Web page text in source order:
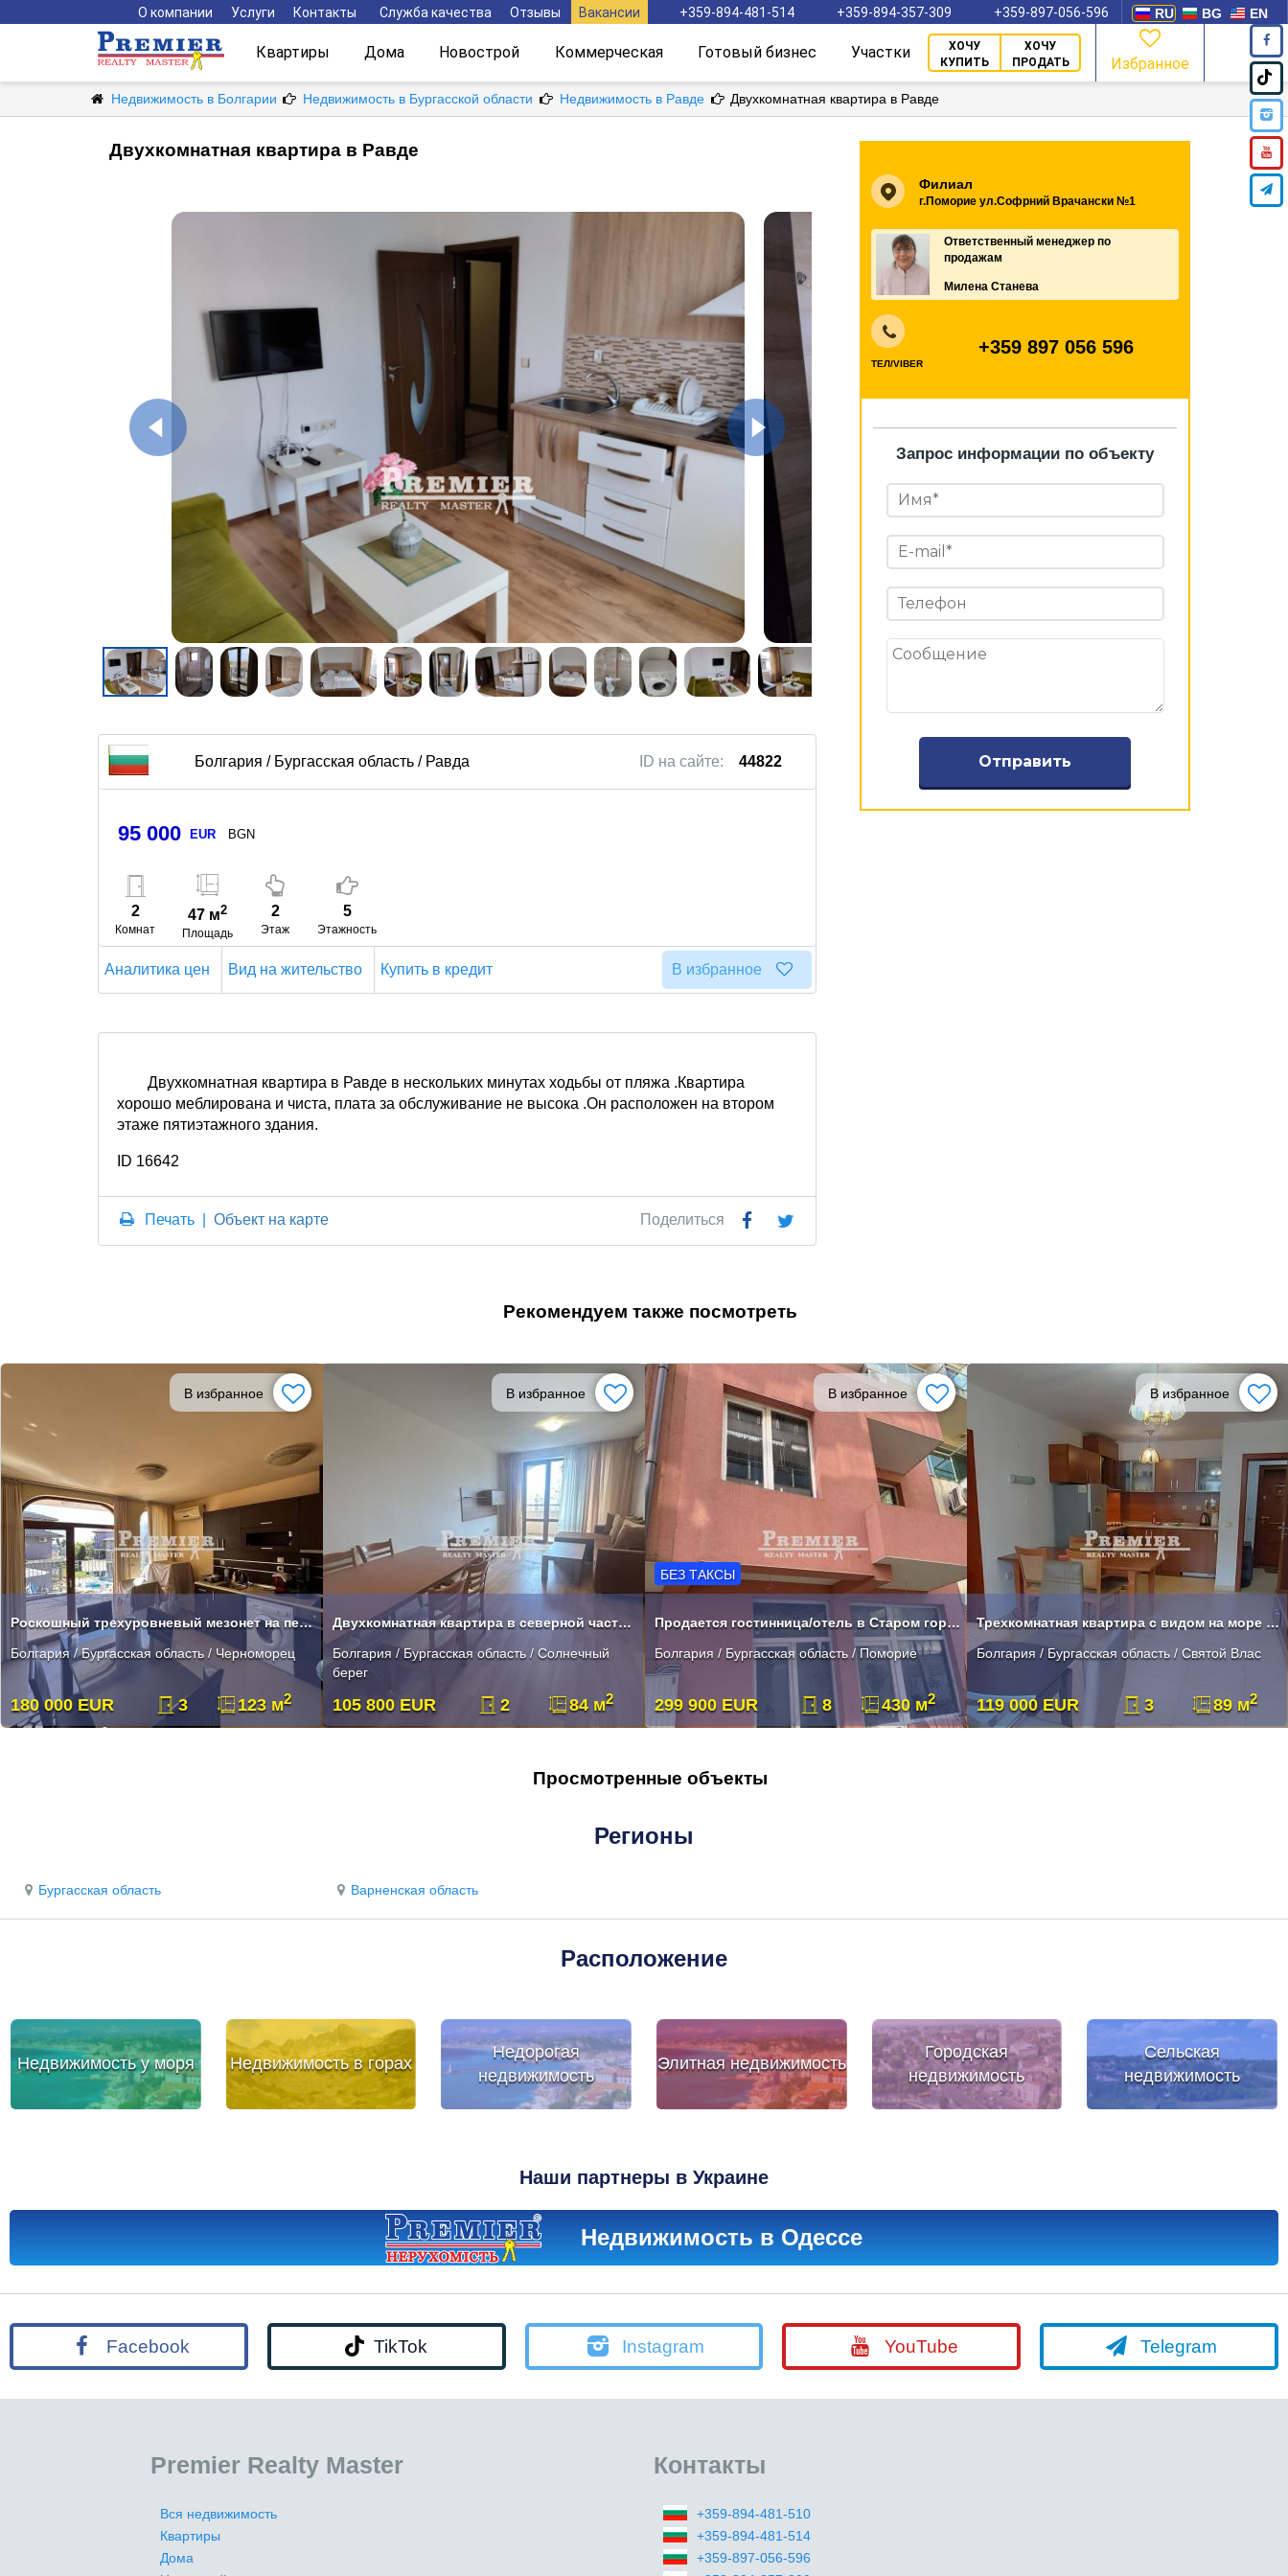
RU BG EN
О компании Услуги Контакты Служба качества Отзывы Вакансии +359-894-481-514 +359-894-357-309 +359-897-056-596
Квартиры Дома Новострой Коммерческая Готовый бизнес Участки
ХОЧУ
КУПИТЬ
ХОЧУ
ПРОДАТЬ
Избранное
Недвижимость в Болгарии Недвижимость в Бургасской области Недвижимость в Равде Двухкомнатная квартира в Равде
Двухкомнатная квартира в Равде
Болгария / Бургасская область / Равда 44822
ID на сайте:
95 000 EUR BGN
2
Комнат
47 м2
Площадь
2
Этаж
5
Этажность
Аналитика цен Вид на жительство Купить в кредит В избранное
Двухкомнатная квартира в Равде в нескольких минутах ходьбы от пляжа .Квартира
хорошо меблирована и чиста, плата за обслуживание не высока .Он расположен на втором
этаже пятиэтажного здания.
ID 16642
Печать |Объект на карте Поделиться
Филиал
г.Поморие ул.Софрний Врачански №1
Ответственный менеджер по
продажам
Милена Станева
ТЕЛ/VIBER
+359 897 056 596
Запрос информации по объекту
Рекомендуем также посмотреть
В избранное
Роскошный трехуровневый мезонет на первой линии с видом на море
Болгария / Бургасская область / Черноморец
180 000 EUR 3 123 м2
В избранное
Двухкомнатная квартира в северной части Солнечного Берега
Болгария / Бургасская область / Солнечный
берег
105 800 EUR 2 84 м2
В избранное
БЕЗ ТАКСЫ
Продается гостинница/отель в Старом городе, г. Поморие
Болгария / Бургасская область / Поморие
299 900 EUR 8 430 м2
В избранное
Трехкомнатная квартира с видом на море в Святом Власе
Болгария / Бургасская область / Святой Влас
119 000 EUR 3 89 м2
Просмотренные объекты
Регионы
Бургасская область Варненская область
Расположение
Недвижимость у моря Недвижимость в горах
Недорогая
недвижимость
Элитная недвижимость
Городская
недвижимость
Сельская
недвижимость
Наши партнеры в Украине
Недвижимость в Одессе
Facebook TikTok Instagram YouTube Telegram
Premier Realty Master
Вся недвижимость
Квартиры
Дома
Контакты
+359-894-481-510
+359-894-481-514
+359-897-056-596